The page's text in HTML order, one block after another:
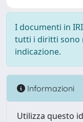
I documenti in
tutti i diritti sono
indicazione.
Informazioni
Utilizza questo